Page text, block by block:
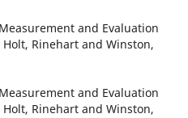
and Evaluation
Rinehart and Winston,
and Evaluation
Rinehart and Winston,